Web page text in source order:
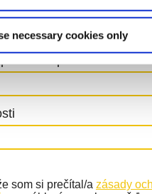
necessary cookies only